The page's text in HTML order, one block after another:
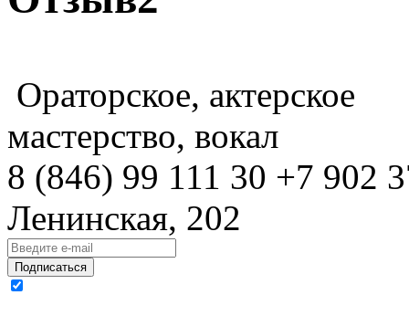
Ораторское, актерское
мастерство, вокал
8 (846) 99 111 30 +7 902
Ленинская, 202
Подписаться